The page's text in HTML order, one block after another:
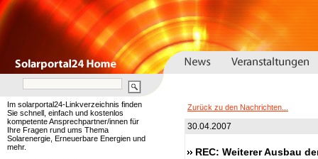
Im solarportal24-Linkverzeichnis finden
Sie schnell, einfach und kostenlos
kompetente Ansprechpartner/innen für
Ihre Fragen rund ums Thema
Solarenergie, Erneuerbare Energien und
mehr.
Zurück zu den Nachrichten...
30.04.2007
REC: Weiterer Ausbau